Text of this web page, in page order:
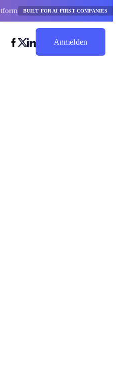
BUILT FOR AI FIRST COMPANIES
Anmelden